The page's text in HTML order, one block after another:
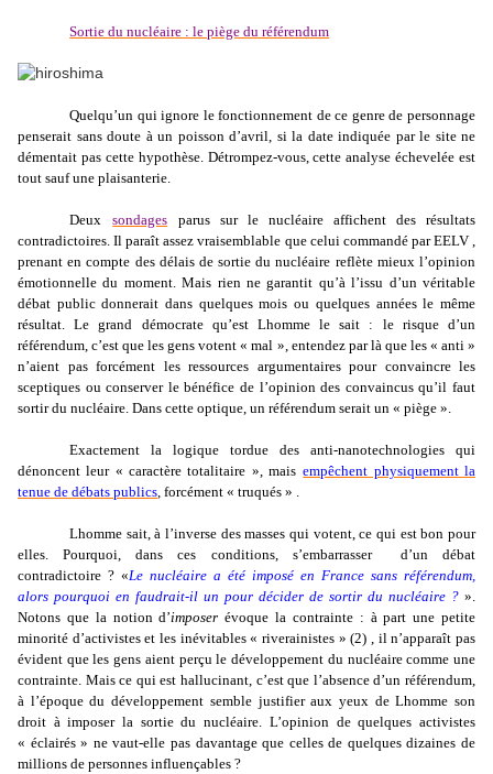
Sortie du nucléaire : le piège du référendum
Quelqu’un qui ignore le fonctionnement de ce genre de personnage
penserait sans doute à un poisson d’avril, si la date indiquée par le site ne
démentait pas cette hypothèse. Détrompez-vous, cette analyse échevelée est
tout sauf une plaisanterie.
Deux sondages
parus sur le nucléaire affichent des résultats
contradictoires. Il paraît assez vraisemblable que celui commandé par EELV ,
prenant en compte des délais de sortie du nucléaire reflète mieux l’opinion
émotionnelle du moment. Mais rien ne garantit qu’à l’issu d’un véritable
débat public donnerait dans quelques mois ou quelques années le même
résultat. Le grand démocrate qu’est Lhomme le sait : le risque d’un
référendum, c’est que les gens votent « mal », entendez par là que les « anti »
n’aient pas forcément les ressources argumentaires pour convaincre les
sceptiques ou conserver le bénéfice de l’opinion des convaincus qu’il faut
sortir du nucléaire. Dans cette optique, un référendum serait un « piège ».
Exactement la logique tordue des anti-nanotechnologies qui
dénoncent leur « caractère totalitaire », mais empêchent physiquement la
tenue de débats publics, forcément « truqués » .
Lhomme sait, à l’inverse des masses qui votent, ce qui est bon pour
elles. Pourquoi, dans ces conditions, s’embarrasser
d’un débat
contradictoire ? «Le nucléaire a été imposé en France sans référendum,
alors pourquoi en faudrait-il un pour décider de sortir du nucléaire ? ».
Notons que la notion d’imposer évoque la contrainte : à part une petite
minorité d’activistes et les inévitables « riverainistes » (2) , il n’apparaît pas
évident que les gens aient perçu le développement du nucléaire comme une
contrainte. Mais ce qui est hallucinant, c’est que l’absence d’un référendum,
à l’époque du développement semble justifier aux yeux de Lhomme son
droit à imposer la sortie du nucléaire. L’opinion de quelques activistes
« éclairés » ne vaut-elle pas davantage que celles de quelques dizaines de
millions de personnes influençables ?